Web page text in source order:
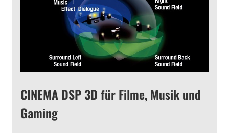
CINEMA DSP 3D für Filme, Musik und
Gaming